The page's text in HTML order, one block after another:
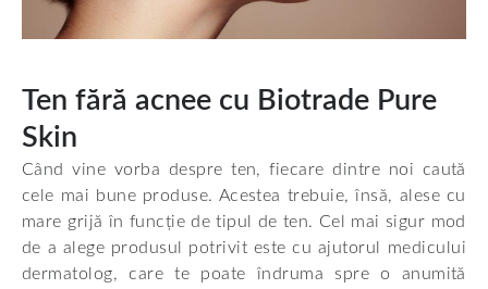
Ten fără acnee cu Biotrade Pure
Skin
Când vine vorba despre ten, fiecare dintre noi caută
cele mai bune produse. Acestea trebuie, însă, alese cu
mare grijă în funcție de tipul de ten. Cel mai sigur mod
de a alege produsul potrivit este cu ajutorul medicului
dermatolog, care te poate îndruma spre o anumită